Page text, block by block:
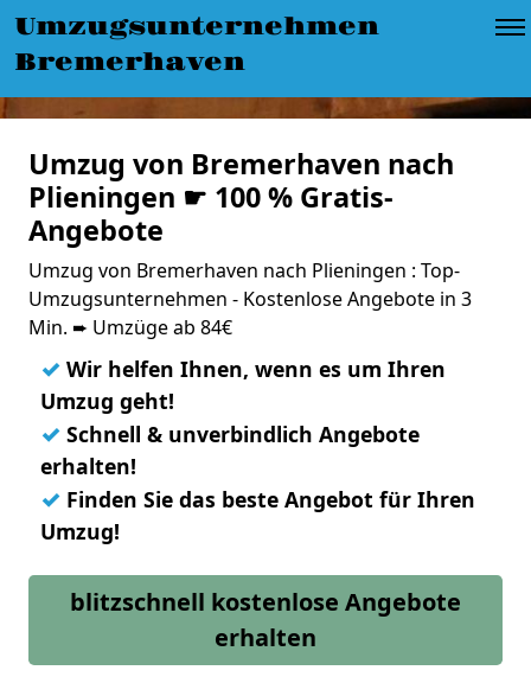
Umzugsunternehmen
Bremerhaven
Umzug von Bremerhaven nach
Plieningen ☛ 100 % Gratis-
Angebote
Umzug von Bremerhaven nach Plieningen : Top-
Umzugsunternehmen - Kostenlose Angebote in 3
Min. ➨ Umzüge ab 84€
✓ Wir helfen Ihnen, wenn es um Ihren
Umzug geht!
✓ Schnell & unverbindlich Angebote
erhalten!
✓ Finden Sie das beste Angebot für Ihren
Umzug!
blitzschnell kostenlose Angebote
erhalten